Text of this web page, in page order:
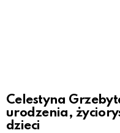
Celestyna
urodzenia,
dzieci